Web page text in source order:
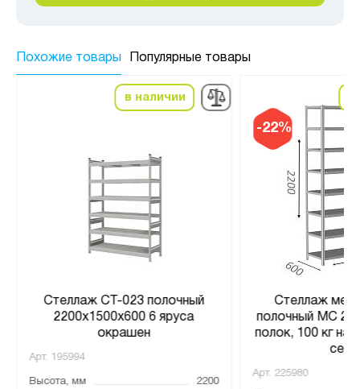
Похожие товары Популярные товары
в наличии
Стеллаж СТ-023 полочный
2200x1500x600 6 яруса
окрашен
Арт. 195994
Высота, мм
2200
-22%
Стеллаж
полочный МС
полок, 100 кг на
Арт. 225980